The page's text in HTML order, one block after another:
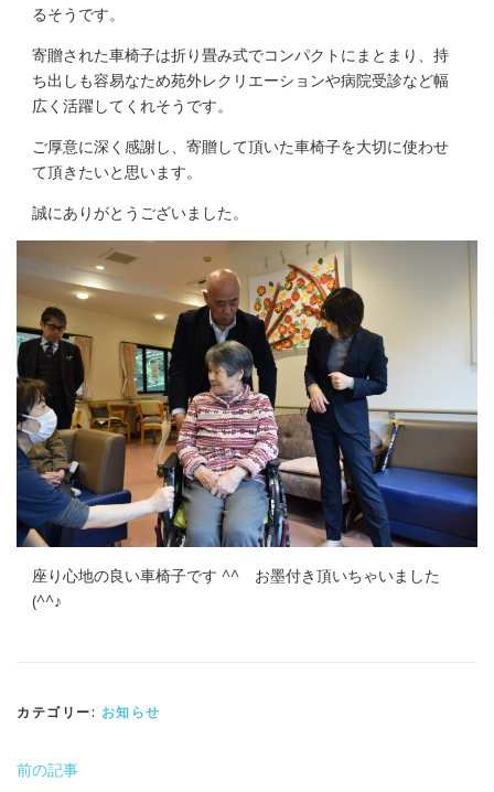
るそうです。
寄贈された車椅子は折り畳み式でコンパクトにまとまり、持
ち出しも容易なため苑外レクリエーションや病院受診など幅
広く活躍してくれそうです。
ご厚意に深く感謝し、寄贈して頂いた車椅子を大切に使わせ
て頂きたいと思います。
誠にありがとうございました。
座り心地の良い車椅子です ^^ お墨付き頂いちゃいました
(^^♪
カテゴリー: お知らせ
前の記事